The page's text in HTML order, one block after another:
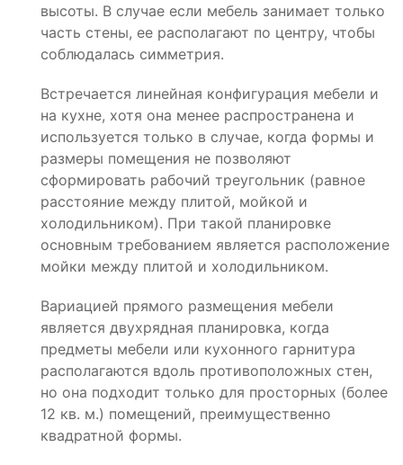
высоты. В случае если мебель занимает только
часть стены, ее располагают по центру, чтобы
соблюдалась симметрия.
Встречается линейная конфигурация мебели и
на кухне, хотя она менее распространена и
используется только в случае, когда формы и
размеры помещения не позволяют
сформировать рабочий треугольник (равное
расстояние между плитой, мойкой и
холодильником). При такой планировке
основным требованием является расположение
мойки между плитой и холодильником.
Вариацией прямого размещения мебели
является двухрядная планировка, когда
предметы мебели или кухонного гарнитура
располагаются вдоль противоположных стен,
но она подходит только для просторных (более
12 кв. м.) помещений, преимущественно
квадратной формы.